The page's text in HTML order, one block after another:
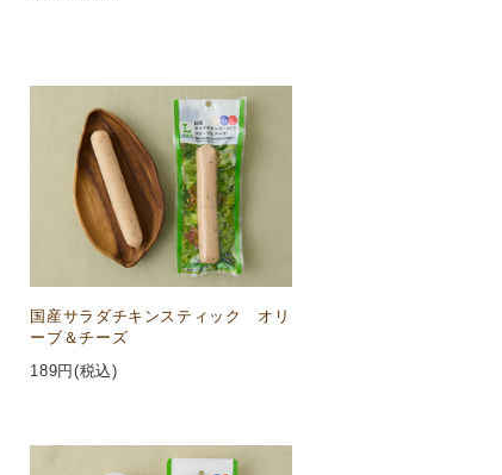
国産サラダチキンスティック オリ
ーブ＆チーズ
189円(税込)